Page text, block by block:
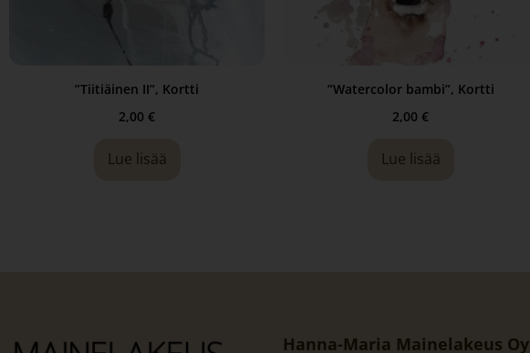
”Tiitiäinen II”, Kortti
2,00 €
Lue lisää
”Watercolor bambi”, Kortti
2,00 €
Lue lisää
Hanna-Maria Mainelakeus Oy